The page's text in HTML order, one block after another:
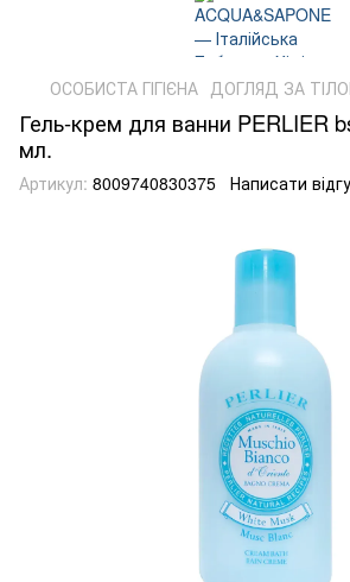
ОСОБИСТА ГІГІЄНА ДОГЛЯД ЗА
Гель-крем для ванни PERLIER
мл.
Артикул: 8009740830375 Написати